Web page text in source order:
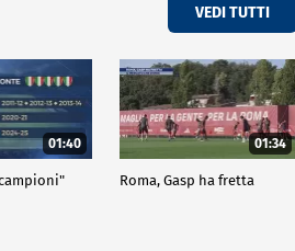
VEDI TUTTI
01:40 01:34
Roma, Gasp ha fretta